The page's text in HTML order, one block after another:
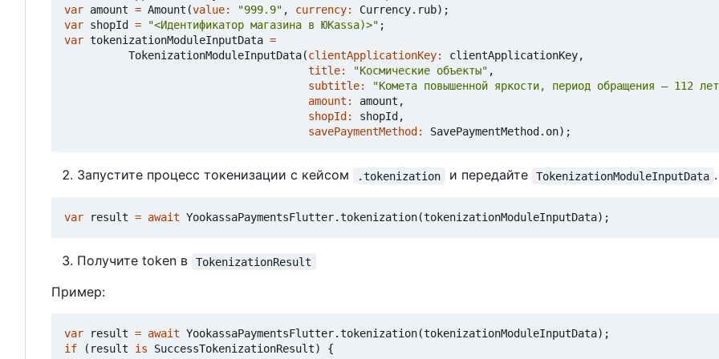
var amount = Amount (value: "999.9" , currency: Currency. rub);
var shopId = "<Идентификатор магазина в ЮKassa)>" ;
var tokenizationModuleInputData =
TokenizationModuleInputData(clientApplicationKey: clientApplicationKey,
title:
"Космические объекты" ,
subtitle:
"Комета повышенной яркости, период обращения — 112
amount:
amount ,
shopId:
shopId ,
savePaymentMethod:
SavePaymentMethod . on);
Запустите процесс токенизации с кейсом .tokenization и передайте TokenizationModuleInputData .
var result = await YookassaPaymentsFlutter.tokenization(tokenizationModuleInputData);
Получите token в TokenizationResult
Пример:
var result = await YookassaPaymentsFlutter.tokenization(tokenizationModuleInputData);
if
( result is SuccessTokenizationResult)
{